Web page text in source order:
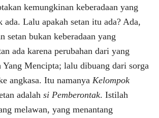
kemungkinan keberadaan yang
ada. Lalu apakah setan itu ada? Ada,
setan bukan keberadaan yang
ada karena perubahan dari yang
Mencipta; lalu dibuang dari sorga
angkasa. Itu namanya Kelompok
adalah si Pemberontak. Istilah
melawan, yang menantang